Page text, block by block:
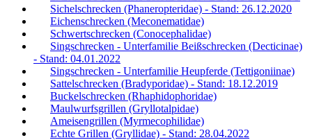
Sichelschrecken (Phaneropteridae) - Stand: 26.12.2020
Eichenschrecken (Meconematidae)
Schwertschrecken (Conocephalidae)
Singschrecken - Unterfamilie Beißschrecken (Decticinae)
- Stand: 04.01.2022
Singschrecken - Unterfamilie Heupferde (Tettigoniinae)
Sattelschrecken (Bradyporidae) - Stand: 18.12.2019
Buckelschrecken (Rhaphidophoridae)
Maulwurfsgrillen (Gryllotalpidae)
Ameisengrillen (Myrmecophilidae)
Echte Grillen (Gryllidae) - Stand: 28.04.2022